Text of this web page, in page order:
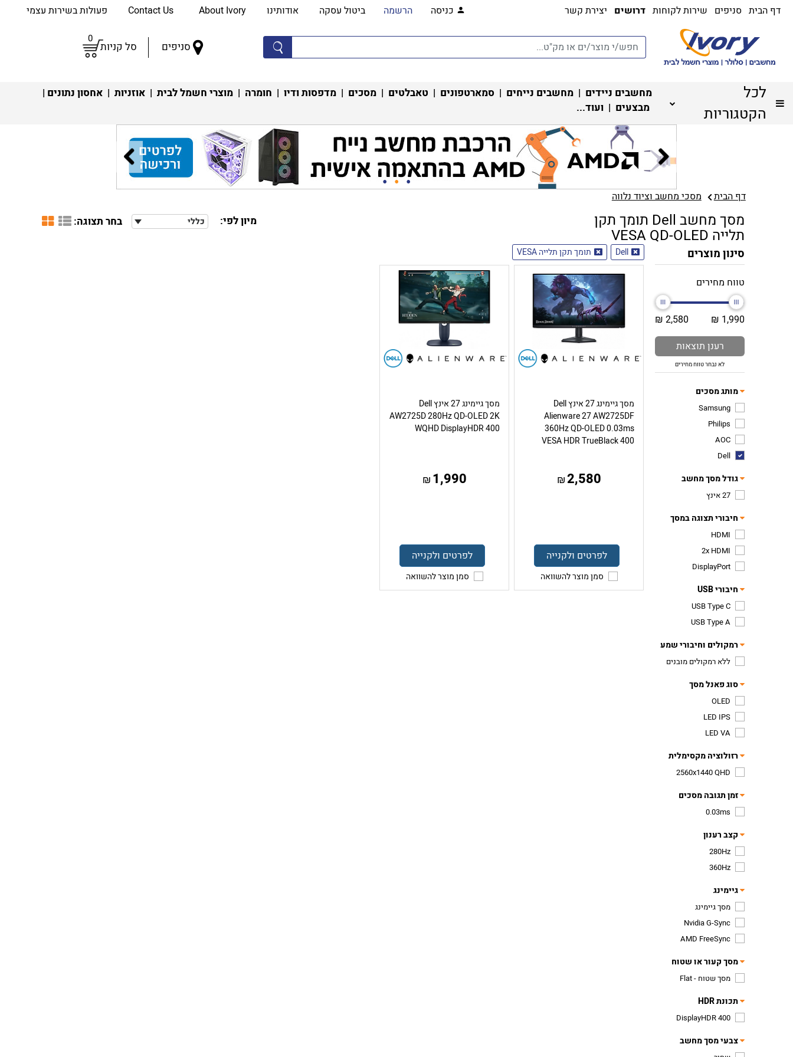
דף הבית סניפים שירות לקוחות דרושים יצירת קשר כניסה הרשמה ביטול עסקה אודותינו About Ivory פעולות בשירות עצמי
סניפים סל קניות
0
לכל
הקטגוריות
מחשבים ניידים | מחשבים נייחים | סמארטפונים | טאבלטים | מסכים | מדפסות ודיו | חומרה | מוצרי חשמל לבית | אוזניות | אחסון נתונים |
מבצעים | ועוד...
דף הבית מסכי מחשב וציוד נלווה
מסך מחשב Dell תומך תקן
תלייה VESA QD-OLED
מיון לפי: כללי בחר תצוגה:
סינון מוצרים
טווח מחירים
1,990 ₪
2,580 ₪
רענן תוצאות
לא נבחר טווח מחירים
מותג מסכים
Samsung
Philips
AOC
Dell
גודל מסך מחשב
27 אינץ
חיבורי תצוגה במסך
HDMI
2x HDMI
DisplayPort
חיבורי USB
USB Type C
USB Type A
רמקולים וחיבורי שמע
ללא רמקולים מובנים
סוג פאנל מסך
OLED
LED IPS
LED VA
רזולוציה מקסימלית
2560x1440 QHD
זמן תגובה מסכים
0.03ms
קצב רענון
280Hz
360Hz
גיימינג
מסך גיימינג
Nvidia G-Sync
AMD FreeSync
מסך קעור או שטוח
מסך שטוח - Flat
תכונת HDR
DisplayHDR 400
צבעי מסך מחשב
Dell תומך תקן תלייה VESA
מסך גיימינג 27 אינץ Dell
Alienware 27 AW2725DF
360Hz QD-OLED 0.03ms
VESA HDR TrueBlack 400
2,580
₪
לפרטים ולקנייה
סמן מוצר להשוואה
מסך גיימינג 27 אינץ Dell
AW2725D 280Hz QD-OLED 2K
WQHD DisplayHDR 400
1,990
₪
לפרטים ולקנייה
סמן מוצר להשוואה